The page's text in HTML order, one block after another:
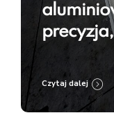
trwałość
Czytaj dalej